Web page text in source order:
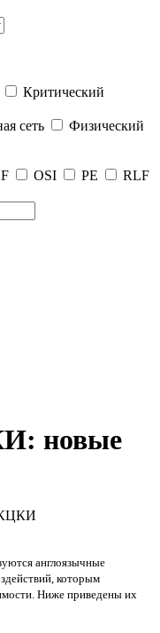
Критический
сеть
Физический
OSI PE
RLF
новые
англоязычные
которым
Ниже приведены их